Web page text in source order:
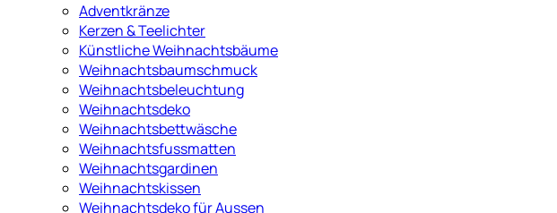
Adventkränze
Kerzen & Teelichter
Künstliche Weihnachtsbäume
Weihnachtsbaumschmuck
Weihnachtsbeleuchtung
Weihnachtsdeko
Weihnachtsbettwäsche
Weihnachtsfussmatten
Weihnachtsgardinen
Weihnachtskissen
Weihnachtsdeko für Aussen